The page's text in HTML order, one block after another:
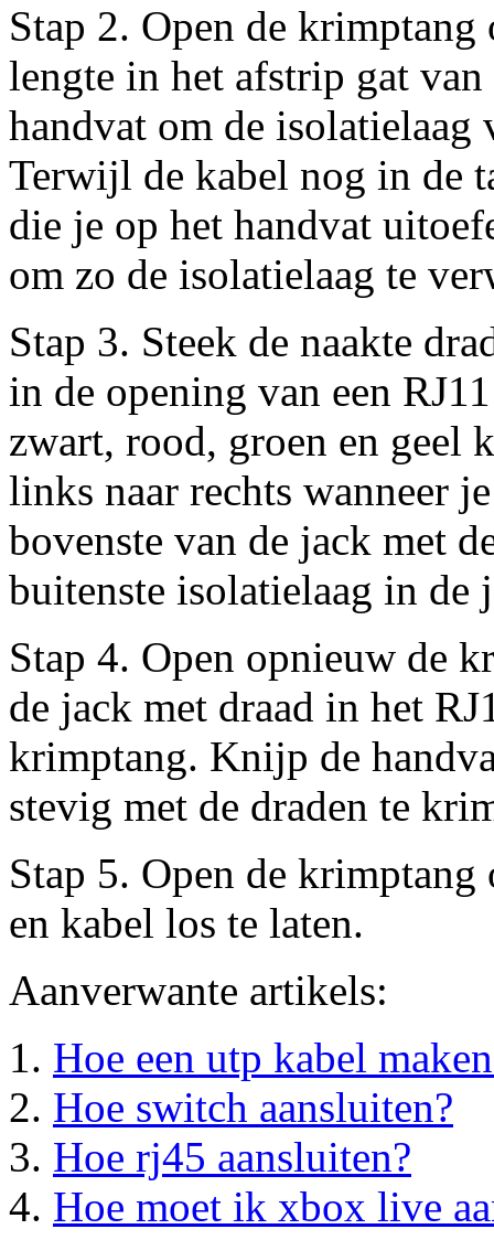
Stap 2. Open de
lengte in het afstrip gat
handvat om de isolatielaag
Terwijl de kabel nog in de
die je op het handvat
om zo de isolatielaag te
Stap 3. Steek de naakte
in de opening van een
zwart, rood, groen en geel
links naar rechts wanneer
bovenste van de jack met
buitenste isolatielaag in de
Stap 4. Open opnieuw de
de jack met draad in het
krimptang. Knijp de
stevig met de draden te
Stap 5. Open de
en kabel los te laten.
Aanverwante artikels:
Hoe een utp kabel
Hoe switch aansluiten?
Hoe rj45 aansluiten?
Hoe moet ik xbox live